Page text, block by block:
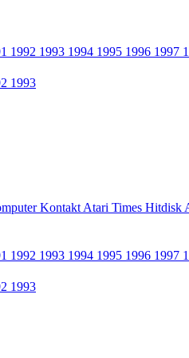
1992 1993 1994 1995 1996 1997
1993
Kontakt Atari Times Hitdisk
1992 1993 1994 1995 1996 1997
1993